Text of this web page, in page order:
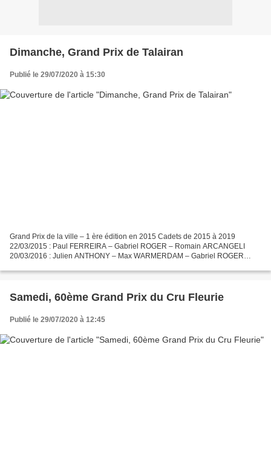
Dimanche, Grand Prix de Talairan
Publié le 29/07/2020 à 15:30
Grand Prix de la ville – 1 ère édition en 2015 Cadets de 2015 à 2019
22/03/2015 : Paul FERREIRA – Gabriel ROGER – Romain ARCANGELI
20/03/2016 : Julien ANTHONY – Max WARMERDAM – Gabriel ROGER
Samedi, 60ème Grand Prix du Cru Fleurie
Publié le 29/07/2020 à 12:45